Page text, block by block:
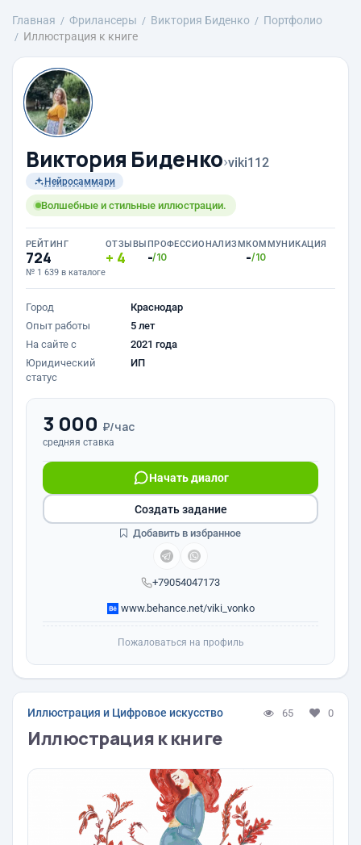
Главная Фрилансеры Виктория Биденко
Портфолио
Иллюстрация к книге
Виктория Биденко›viki112
Нейросаммари
Волшебные и стильные иллюстрации.
РЕЙТИНГ
724
№ 1 639 в каталоге
ОТЗЫВЫ
4
ПРОФЕССИОНАЛИЗМ
-/10
КОММУНИКАЦИЯ
-/10
Город
Краснодар
Опыт работы
5 лет
На сайте с
2021 года
Юридический
статус
ИП
3 000 ₽/час
средняя ставка
+79054047173
Начать диалог
www.behance.net/viki_vonko
Создать задание
Добавить в избранное
Пожаловаться на профиль
Иллюстрация и Цифровое искусство 65 0
Иллюстрация к книге